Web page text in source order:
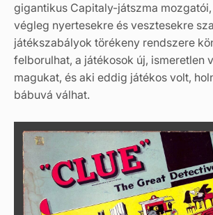
gigantikus Capitaly-játszma
végleg nyertesekre és vesztesekre
játékszabályok törékeny rendszere
felborulhat, a játékosok új, ismeretlen
magukat, és aki eddig játékos volt,
bábuvá válhat.